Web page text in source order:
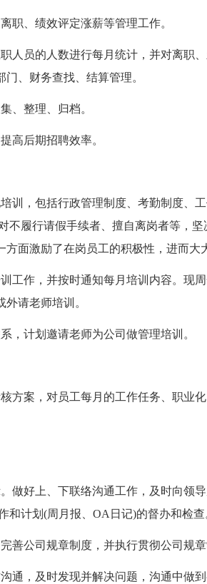
职、绩效评定涨薪等管理工作。
人员的人数进行每月统计，并对离职
、财务查找、结算管理。
、整理、归档。
高后期招聘效率。
训，包括行政管理制度、考勤制度、
不履行请假手续者、擅自离岗者等，
面激励了在岗员工的积极性，进而大
工作，并按时通知每月培训内容。现
请老师培训。
，计划邀请老师为公司做管理培训。
方案，对员工每月的工作任务、职业
做好上、下联络沟通工作，及时向领
和计划(周月报、OA日记)的督办和检查
善公司规章制度，并执行贯彻公司规章
通，及时发现并解决问题，沟通中做